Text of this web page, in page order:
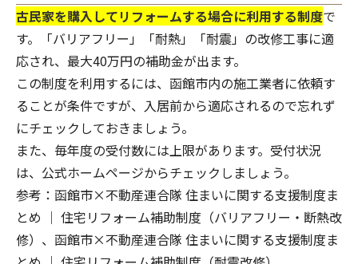
古民家を購入してリフォームする場合に利用する制度で
す。「バリアフリー」「耐熱」「耐震」の改修工事に適
応され、最大40万円の補助金が出ます。
この制度を利用するには、函館市内の施工業者に依頼す
ることが条件ですが、入居前から適応されるので忘れず
にチェックしておきましょう。
また、毎年度の受付数には上限があります。受付状況
は、公式ホームページからチェックしましょう。
参考： 函館市×不動産連合隊 住まいに関する支援制度ま
とめ │ 住宅リフォーム補助制度（バリアフリー・断熱改
修） 、 函館市×不動産連合隊 住まいに関する支援制度ま